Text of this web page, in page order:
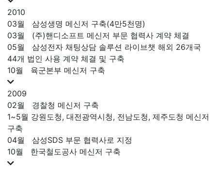
2010
03월
삼성생명 메신저 구축(4만5천명)
03월
(주)핸디소프트 메신저 부문 협력사 계약 체결
05월
삼성전자 채팅상담 솔루션 라이브챗 해외 26개국
44개 법인 사용 계약 체결 및 구축
10월
육군본부 메신저 구축
2009
02월
경찰청 메신저 구축
1~5월 강원도청, 대전광역시청, 전남도청, 제주도청 메신저
구축
04월
삼성SDS 부문 협력사로 지정
10월
한국철도공사 메신저 구축